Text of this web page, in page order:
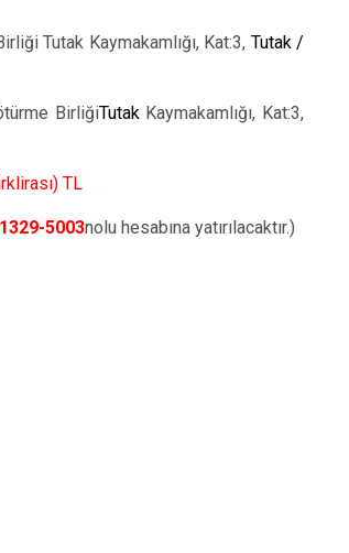
Tutak Kaymakamlığı, Kat:3, Tutak /
BirliğiTutakKaymakamlığı, Kat:3,
TL
5003nolu hesabına yatırılacaktır.)